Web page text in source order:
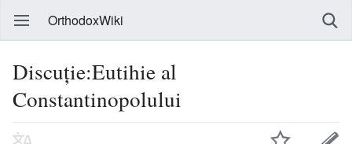
OrthodoxWiki
Discuție:Eutihie al
Constantinopolului